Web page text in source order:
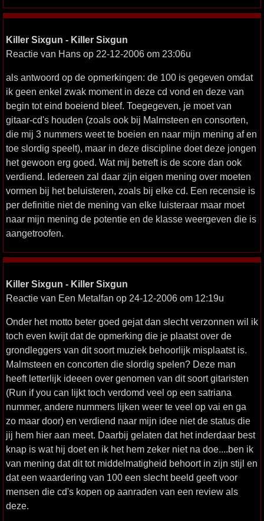
Killer Sixgun - Killer Sixgun
Reactie van Hans op 22-12-2006 om 23:06u
als antwoord op de opmerkingen: de 100 is gegeven omdat
ik geen enkel zwak moment in deze cd vond en deze van
begin tot eind boeiend bleef. Toegegeven, je moet van
gitaar-cd's houden (zoals ook bij Malmsteen en consorten,
die mij 3 nummers weet te boeien en naar mijn mening af en
toe slordig speelt), maar in deze discipline doet deze jongen
het gewoon erg goed. Wat mij betreft is de score dan ook
verdiend. Iedereen zal daar zijn eigen mening over moeten
vormen bij het beluisteren, zoals bij elke cd. Een recensie is
per definitie niet de mening van elke luisteraar maar moet
naar mijn mening de potentie en de klasse weergeven die is
aangetroofen.
Killer Sixgun - Killer Sixgun
Reactie van Een Metalfan op 24-12-2006 om 12:19u
Onder het motto beter goed gejat dan slecht verzonnen wil ik
toch even kwijt dat de opmerking die je plaatst over de
grondleggers van dit soort muziek behoorlijk misplaatst is.
Malmsteen en concorten die slordig spelen? Deze man
heeft letterlijk ideeen over genomen van dit soort gitaristen
(Run if you can lijkt toch verdomd veel op een satriana
nummer, andere nummers lijken weer te veel op vai en ga
zo maar door) en verdiend naar mijn idee niet de status die
jij hem hier aan meet. Daarbij gelaten dat het inderdaar best
knap is wat hij doet en ik het hem zeker niet na doe....ben ik
van mening dat dit tot middelmatigheid behoort in zijn stijl en
dat een waardering van 100 een slecht beeld geeft voor
mensen die cd's kopen op aanraden van een review als
deze.